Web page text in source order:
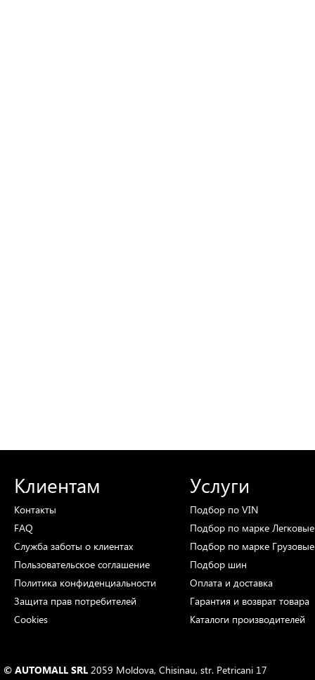
Клиентам
Контакты
FAQ
Служба заботы о клиентах
Пользовательское соглашение
Политика конфиденциальности
Защита прав потребителей
Cookies
Услуги
Подбор по VIN
Подбор по марке
Подбор по марке
Подбор шин
Оплата и доставка
Гарантия и возврат товара
Каталоги производителей
© AUTOMALL SRL 2059 Moldova, Chisinau, str. Petricani 17